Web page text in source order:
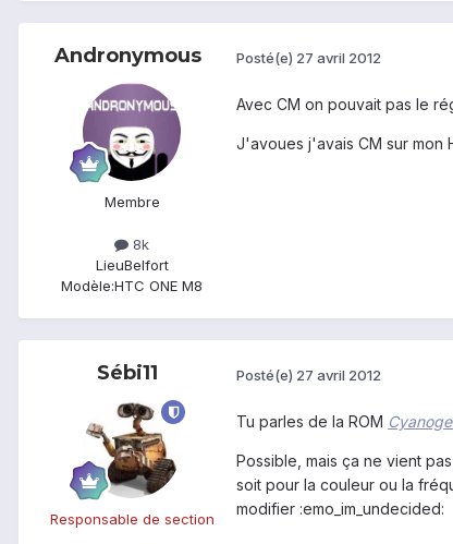
Andronymous
Membre
8k
LieuBelfort
Modèle:HTC ONE M8
Posté(e) 27 avril 2012
Avec CM on pouvait pas le
J'avoues j'avais CM sur mon
Sébi11
Responsable de section
Posté(e) 27 avril 2012
Tu parles de la ROM
Possible, mais ça ne vient
soit pour la couleur ou la
modifier :emo_im_undecided: